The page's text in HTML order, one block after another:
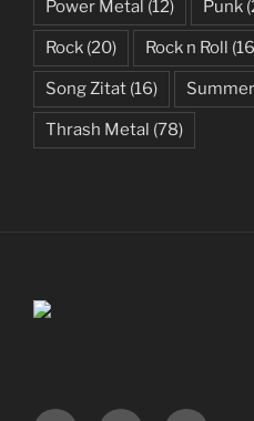
Power Metal (12) Punk
Rock (20) Rock n Roll
Song Zitat (16)
Thrash Metal (78)